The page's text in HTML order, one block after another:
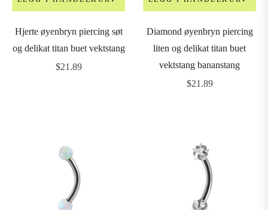
Hjerte øyenbryn piercing søt
og delikat titan buet vektstang
Vanlig
$21.89
Diamond øyenbryn piercing
liten og delikat titan buet
vektstang bananstang
Vanlig
$21.89